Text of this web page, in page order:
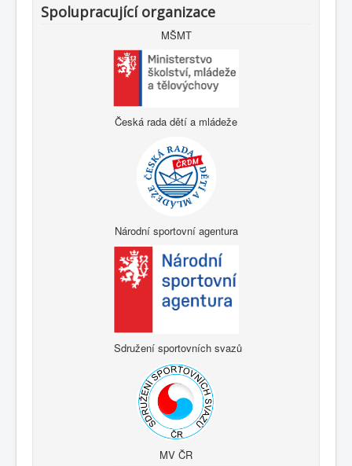
Spolupracující organizace
MŠMT
Česká rada dětí a mládeže
Národní sportovní agentura
Sdružení sportovních svazů
MV ČR